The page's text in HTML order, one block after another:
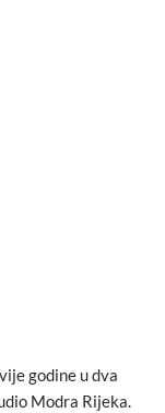
godine u dva
Modra Rijeka.